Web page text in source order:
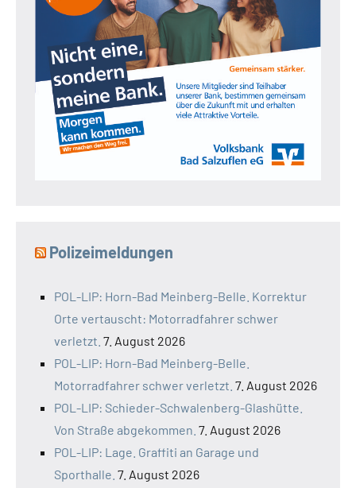
Polizeimeldungen
POL-LIP: Horn-Bad Meinberg-Belle. Korrektur
Orte vertauscht: Motorradfahrer schwer
verletzt. 7. August 2026
POL-LIP: Horn-Bad Meinberg-Belle.
Motorradfahrer schwer verletzt. 7. August 2026
POL-LIP: Schieder-Schwalenberg-Glashütte.
Von Straße abgekommen. 7. August 2026
POL-LIP: Lage. Graffiti an Garage und
Sporthalle. 7. August 2026